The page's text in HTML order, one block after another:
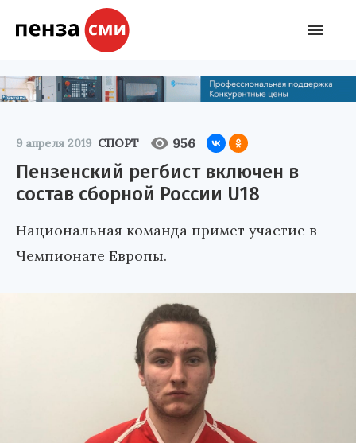
9 апреля 2019 СПОРТ 956
Пензенский регбист включен в
состав сборной России U18
Национальная команда примет участие в
Чемпионате Европы.